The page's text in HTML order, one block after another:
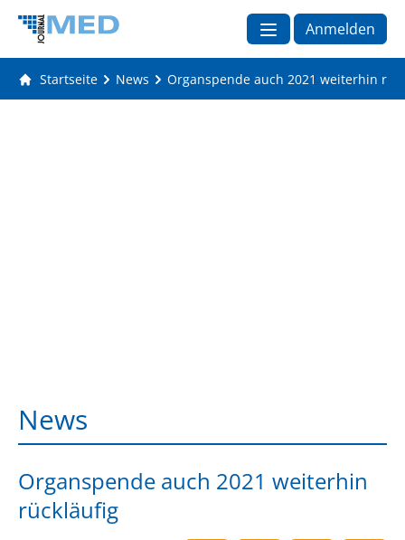
Anmelden
Startseite News Organspende auch 2021 weiterhin
News
Organspende auch 2021 weiterhin
rückläufig